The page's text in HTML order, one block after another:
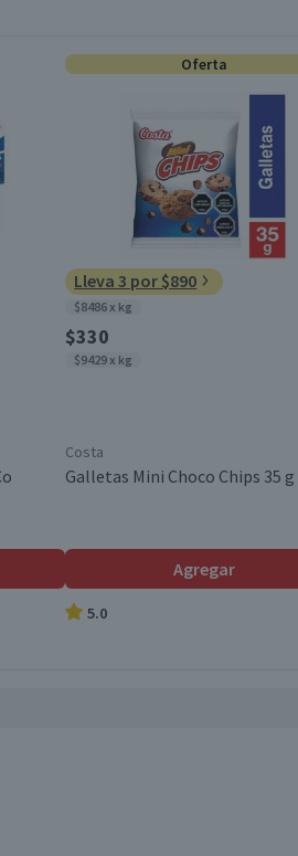
Oferta
Lleva 3 por $890
$8486 x kg
$330
$9429 x kg
Costa
Galletas Mini Choco Chips 35 g
Agregar
5.0